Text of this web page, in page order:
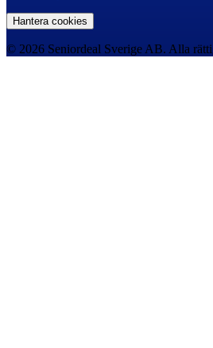
Hantera cookies
© 2026 Seniordeal Sverige AB. Alla